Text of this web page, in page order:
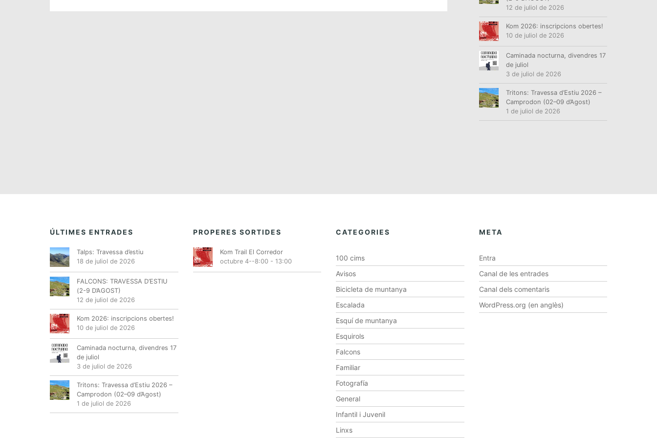
12 de juliol de 2026
Kom 2026: inscripcions obertes!
10 de juliol de 2026
Caminada nocturna, divendres 17
de juliol
3 de juliol de 2026
Tritons: Travessa d’Estiu 2026 –
Camprodon (02–09 d’Agost)
1 de juliol de 2026
ÚLTIMES ENTRADES
Talps: Travessa d’estiu
18 de juliol de 2026
FALCONS: TRAVESSA D’ESTIU
(2-9 D’AGOST)
12 de juliol de 2026
Kom 2026: inscripcions obertes!
10 de juliol de 2026
Caminada nocturna, divendres 17
de juliol
3 de juliol de 2026
Tritons: Travessa d’Estiu 2026 –
Camprodon (02–09 d’Agost)
1 de juliol de 2026
PROPERES SORTIDES
Kom Trail El Corredor
octubre 4--8:00- 13:00
CATEGORIES
100 cims
Avisos
Bicicleta de muntanya
Escalada
Esquí de muntanya
Esquirols
Falcons
Familiar
Fotografía
General
Infantil i Juvenil
Linxs
META
Entra
Canal de les entrades
Canal dels comentaris
WordPress.org (en anglès)